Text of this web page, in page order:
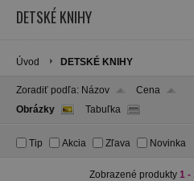
DETSKÉ KNIHY
Úvod DETSKÉ KNIHY
Zoradiť podľa: Názov
Cena
Obrázky
Tabuľka
Tip Akcia Zľava Novinka
Zobrazené produkty 1 -